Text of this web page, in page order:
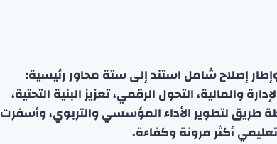
إصلاح شامل استند إلى ستة محاور رئيسية:
والمالية، التحول الرقمي، تعزيز البنية التحتية،
لتطوير الأداء المؤسسي والتربوي، وأسفرت
أكثر مرونة وكفاءة.